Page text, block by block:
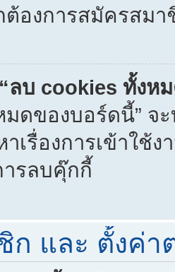
องการสมัครสมา
ลบ cookies ทั้งห
ดของบอร์ดนี้” จ
รื่องการเข้าใช้ง
รลบคุ๊กกี้
ก และ ตั้งค่า